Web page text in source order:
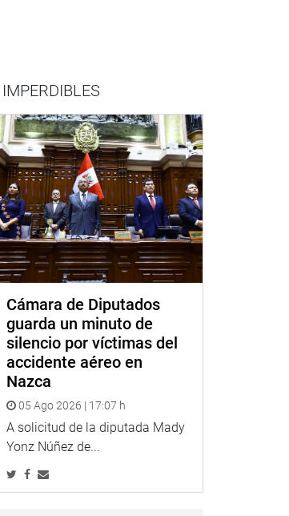
IMPERDIBLES
Cámara de Diputados
guarda un minuto de
silencio por víctimas del
accidente aéreo en
Nazca
05 Ago 2026 | 17:07 h
A solicitud de la diputada Mady
Yonz Núñez de...